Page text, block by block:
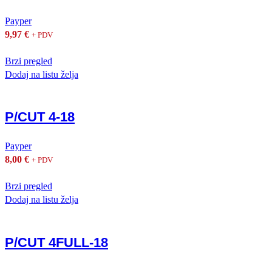
Payper
9,97 € + PDV
Brzi pregled
Dodaj na listu želja
P/CUT 4-18
Payper
8,00 € + PDV
Brzi pregled
Dodaj na listu želja
P/CUT 4FULL-18